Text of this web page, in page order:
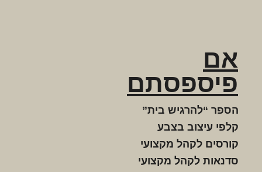
אם
פיספסתם
הספר “להרגיש בית”
קלפי עיצוב בצבע
קורסים לקהל מקצועי
סדנאות לקהל מקצועי